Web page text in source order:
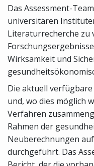
Das Assessment-
universitären
Literaturrecherche zu
Wirksamkeit und
Die aktuell
und, wo dies möglich
Verfahren
Rahmen der
Neuberechnungen
durchgeführt. Das